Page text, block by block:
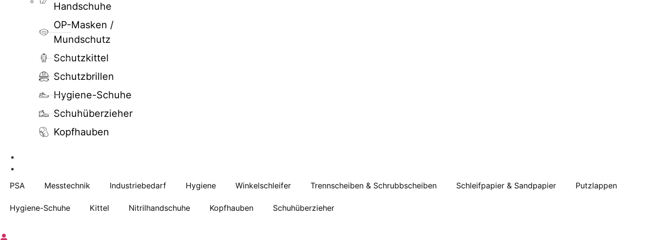
Handschuhe
OP-Masken /
Mundschutz
Schutzkittel
Schutzbrillen
Hygiene-Schuhe
Schuhüberzieher
Kopfhauben
PSA Messtechnik Industriebedarf Hygiene Winkelschleifer Trennscheiben & Schrubbscheiben Schleifpapier & Sandpapier Putzlappen
Hygiene-Schuhe Kittel Nitrilhandschuhe Kopfhauben Schuhüberzieher